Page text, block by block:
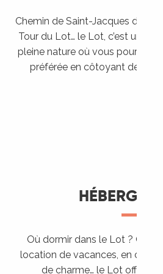
Chemin de Saint-Jacques de
Tour du Lot… le Lot, c’est une
pleine nature où vous pourrez
préférée en côtoyant des
Où dormir dans le Lot ? Chez
location de vacances, en
de charme… le Lot offre